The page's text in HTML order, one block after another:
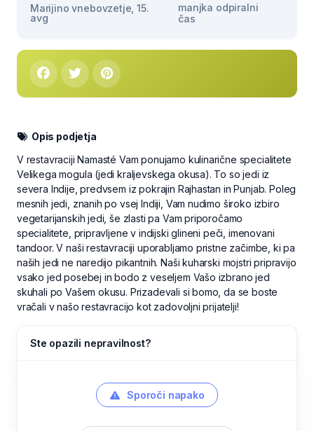
Marijino vnebovzetje, 15.
avg
manjka odpiralni
čas
Opis podjetja
V restavraciji Namasté Vam ponujamo kulinarične specialitete
Velikega mogula (jedi kraljevskega okusa). To so jedi iz
severa Indije, predvsem iz pokrajin Rajhastan in Punjab. Poleg
mesnih jedi, znanih po vsej Indiji, Vam nudimo široko izbiro
vegetarijanskih jedi, še zlasti pa Vam priporočamo
specialitete, pripravljene v indijski glineni peči, imenovani
tandoor. V naši restavraciji uporabljamo pristne začimbe, ki pa
naših jedi ne naredijo pikantnih. Naši kuharski mojstri pripravijo
vsako jed posebej in bodo z veseljem Vašo izbrano jed
skuhali po Vašem okusu. Prizadevali si bomo, da se boste
vračali v našo restavracijo kot zadovoljni prijatelji!
Ste opazili nepravilnost?
Sporoči napako